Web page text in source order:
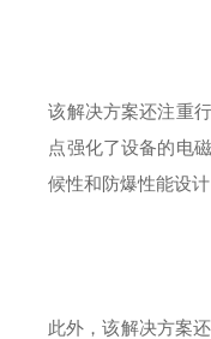
该解决方案还注重
点强化了设备的电
候性和防爆性能设
此外，该解决方案